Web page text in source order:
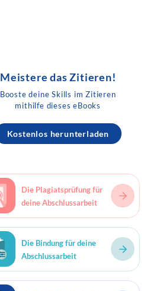
Meistere das Zitieren!
Booste deine Skills im Zitieren
mithilfe dieses eBooks
Kostenlos herunterladen
Die Plagiatsprüfung für
deine Abschlussarbeit
Die Bindung für deine
Abschlussarbeit